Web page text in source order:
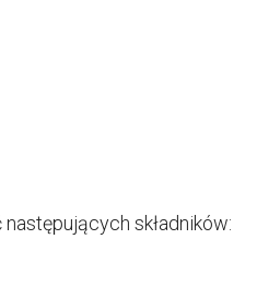
składników: